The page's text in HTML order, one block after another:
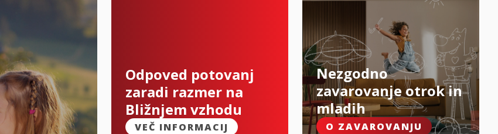
Odpoved potovanj
zaradi razmer na
Bližnjem vzhodu
VEČ INFORMACIJ
Nezgodno
zavarovanje otrok in
mladih
O ZAVAROVANJU